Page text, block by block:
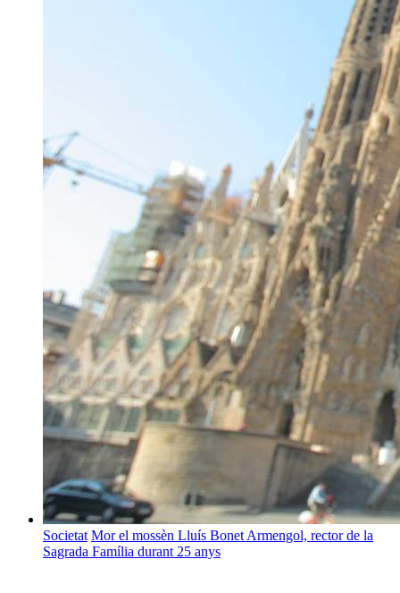
Societat Mor el mossèn Lluís Bonet Armengol, rector de la
Sagrada Família durant 25 anys